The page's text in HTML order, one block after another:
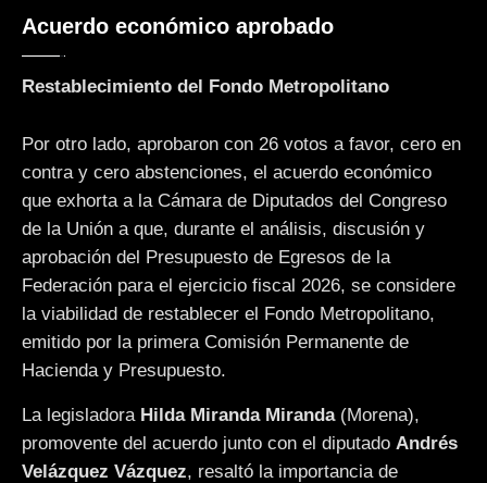
Acuerdo económico aprobado
Restablecimiento del Fondo Metropolitano
Por otro lado, aprobaron con 26 votos a favor, cero en
contra y cero abstenciones, el acuerdo económico
que exhorta a la Cámara de Diputados del Congreso
de la Unión a que, durante el análisis, discusión y
aprobación del Presupuesto de Egresos de la
Federación para el ejercicio fiscal 2026, se considere
la viabilidad de restablecer el Fondo Metropolitano,
emitido por la primera Comisión Permanente de
Hacienda y Presupuesto.
La legisladora Hilda Miranda Miranda(Morena),
promovente del acuerdo junto con el diputado Andrés
Velázquez Vázquez, resaltó la importancia de